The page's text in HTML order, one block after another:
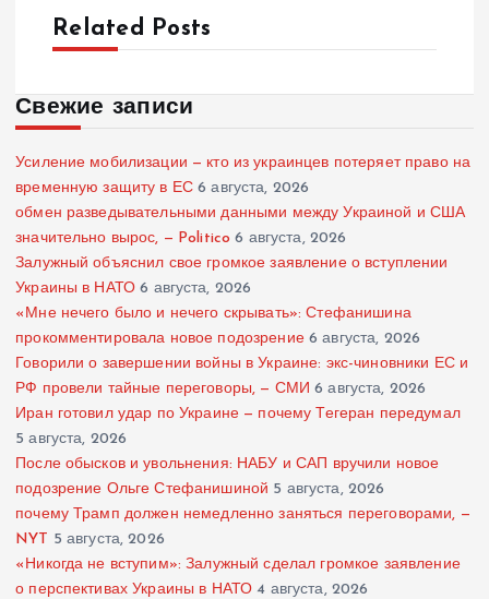
Related Posts
Свежие записи
Усиление мобилизации — кто из украинцев потеряет право на
временную защиту в ЕС 6 августа, 2026
обмен разведывательными данными между Украиной и США
значительно вырос, — Politico 6 августа, 2026
Залужный объяснил свое громкое заявление о вступлении
Украины в НАТО 6 августа, 2026
«Мне нечего было и нечего скрывать»: Стефанишина
прокомментировала новое подозрение 6 августа, 2026
Говорили о завершении войны в Украине: экс-чиновники ЕС и
РФ провели тайные переговоры, — СМИ 6 августа, 2026
Иран готовил удар по Украине — почему Тегеран передумал
5 августа, 2026
После обысков и увольнения: НАБУ и САП вручили новое
подозрение Ольге Стефанишиной 5 августа, 2026
почему Трамп должен немедленно заняться переговорами, —
NYT 5 августа, 2026
«Никогда не вступим»: Залужный сделал громкое заявление
о перспективах Украины в НАТО 4 августа, 2026